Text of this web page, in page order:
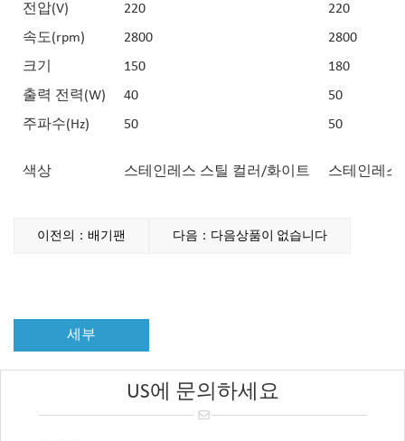
전압(V)
220
220
속도(rpm)
2800
2800
크기
150
180
출력 전력(W)
40
50
주파수(Hz)
50 50
색상 스테인레스 스틸 컬러/화이트 스테인레
이전의：배기팬 다음：다음상품이 없습니다
세부
US에 문의하세요